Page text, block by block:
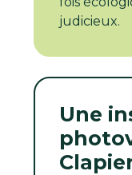
judicieux.
Une